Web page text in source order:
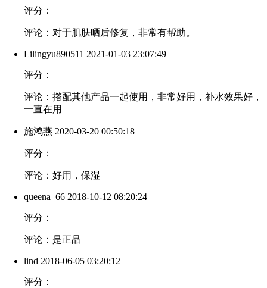
评分：
评论：对于肌肤晒后修复，非常有帮助。
Lilingyu890511 2021-01-03 23:07:49
评分：
评论：撘配其他产品一起使用，非常好用，补水效果好，
一直在用
施鸿燕 2020-03-20 00:50:18
评分：
评论：好用，保湿
queena_66 2018-10-12 08:20:24
评分：
评论：是正品
lind 2018-06-05 03:20:12
评分：